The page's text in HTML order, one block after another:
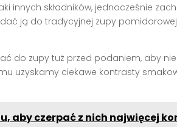
innych składników, jednocześnie
ją do tradycyjnej zupy
do zupy tuż przed podaniem, aby nie
uzyskamy ciekawe kontrasty
aby czerpać z nich najwięcej